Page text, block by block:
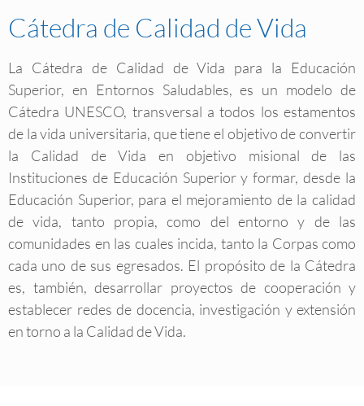
Cátedra de Calidad de Vida
La Cátedra de Calidad de Vida para la Educación
Superior, en Entornos Saludables, es un modelo de
Cátedra UNESCO, transversal a todos los estamentos
de la vida universitaria, que tiene el objetivo de convertir
la Calidad de Vida en objetivo misional de las
Instituciones de Educación Superior y formar, desde la
Educación Superior, para el mejoramiento de la calidad
de vida, tanto propia, como del entorno y de las
comunidades en las cuales incida, tanto la Corpas como
cada uno de sus egresados. El propósito de la Cátedra
es, también, desarrollar proyectos de cooperación y
establecer redes de docencia, investigación y extensión
en torno a la Calidad de Vida.